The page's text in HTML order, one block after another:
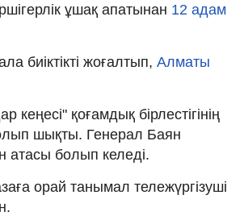
ұшақ апатынан 12 адам
биіктікті жоғалтып, Алматы
қоғамдық бірлестігінің
шықты. Генерал Баян
атасы болып келеді.
орай танымал тележүргізуші